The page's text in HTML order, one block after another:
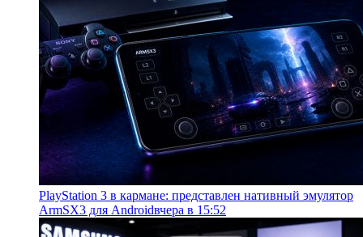
PlayStation 3 в кармане: представлен нативный эмулятор
ArmSX3 для Androidвчера в 15:52